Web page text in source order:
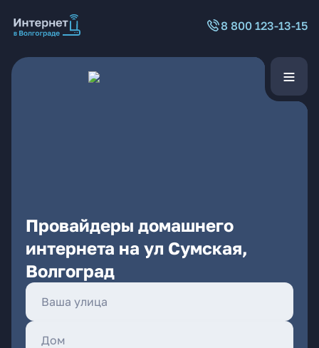
8 800 123-13-15
Провайдеры домашнего
интернета на ул Сумская,
Волгоград